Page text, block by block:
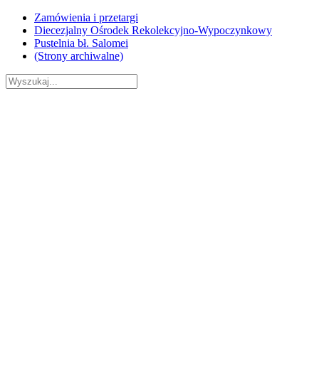
Skip
content
Zamówienia i przetargi
Diecezjalny Ośrodek Rekolekcyjno-Wypoczynkowy
Pustelnia bł. Salomei
(Strony archiwalne)